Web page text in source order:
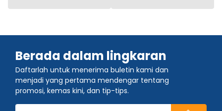
Berada dalam lingkaran
Daftarlah untuk menerima buletin kami dan
menjadi yang pertama mendengar tentang
promosi, kemas kini, dan tip-tips.